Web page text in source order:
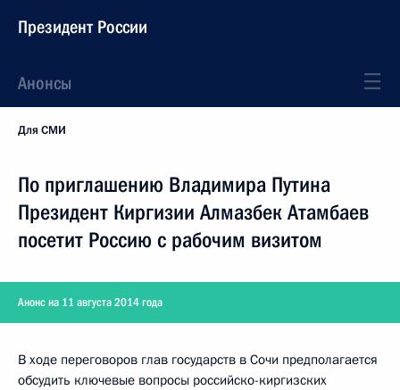
Президент России
Анонсы
Для СМИ
По приглашению Владимира Путина
Президент Киргизии Алмазбек Атамбаев
посетит Россию с рабочим визитом
Анонс на 11 августа 2014 года
В ходе переговоров глав государств в Сочи предполагается
обсудить ключевые вопросы российско-киргизских